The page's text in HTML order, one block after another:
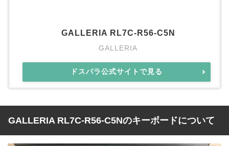
GALLERIA RL7C-R56-C5N
GALLERIA
ドスパラ公式サイトで見る
GALLERIA RL7C-R56-C5Nのキーボードについて